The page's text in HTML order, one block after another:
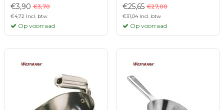
€3,90 €3,70
€4,72 Incl. btw
Op voorraad
€25,65 €27,00
€31,04 Incl. btw
Op voorraad